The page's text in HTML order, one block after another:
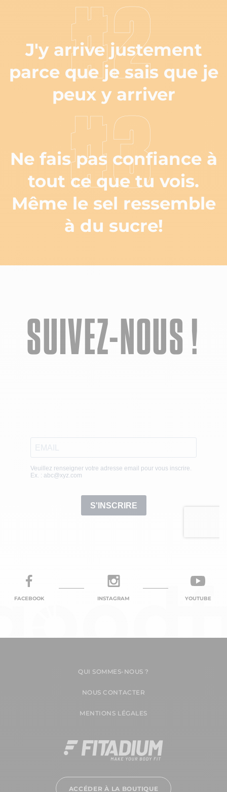
#2
J'y arrive justement
parce que je sais que je
peux y arriver
#3
Ne fais pas confiance à
tout ce que tu vois.
Même le sel ressemble
à du sucre!
SUIVEZ-NOUS !
FACEBOOK INSTAGRAM YOUTUBE
QUI SOMMES-NOUS ?
NOUS CONTACTER
MENTIONS LÉGALES
ACCÉDER À LA BOUTIQUE